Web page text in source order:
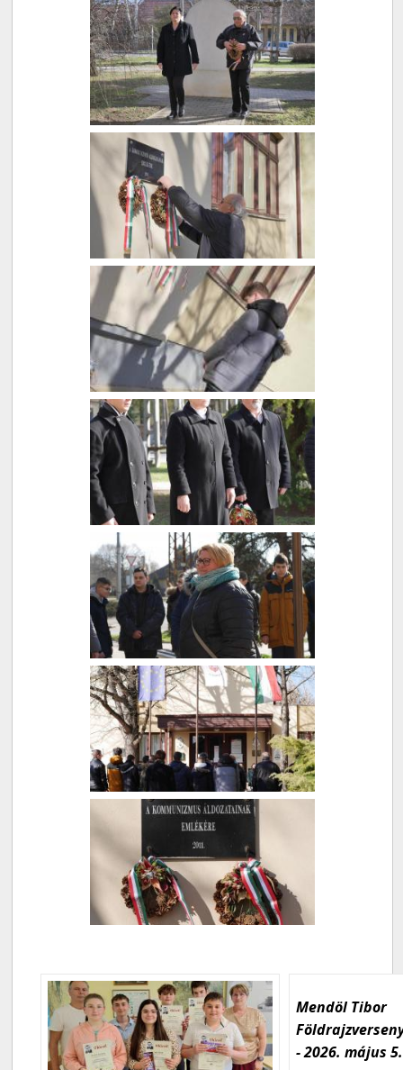
Mendöl Tibor
- 2026. május 5.